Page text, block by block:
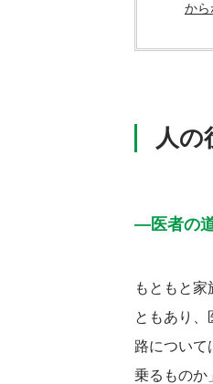
から
人の
―医者の
もともと
ともあり、
路について
乗るものか